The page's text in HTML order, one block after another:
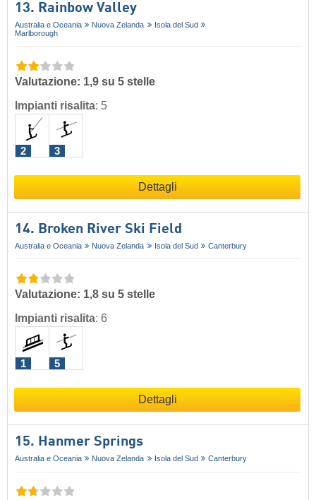
13. Rainbow Valley
Australia e Oceania Nuova Zelanda
Isola del Sud
Marlborough
Valutazione: 1,9 su 5 stelle
Impianti risalita: 5
2 3
Dettagli
14. Broken River Ski Field
Australia e Oceania Nuova Zelanda Isola del Sud Canterbury
Valutazione: 1,8 su 5 stelle
Impianti risalita: 6
1 5
Dettagli
15. Hanmer Springs
Australia e Oceania Nuova Zelanda Isola del Sud Canterbury